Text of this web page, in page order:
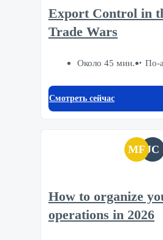
Export Control in
Trade Wars
Около 45 мин. По-
Смотреть сейчас
MF JC
How to organize
operations in 2026